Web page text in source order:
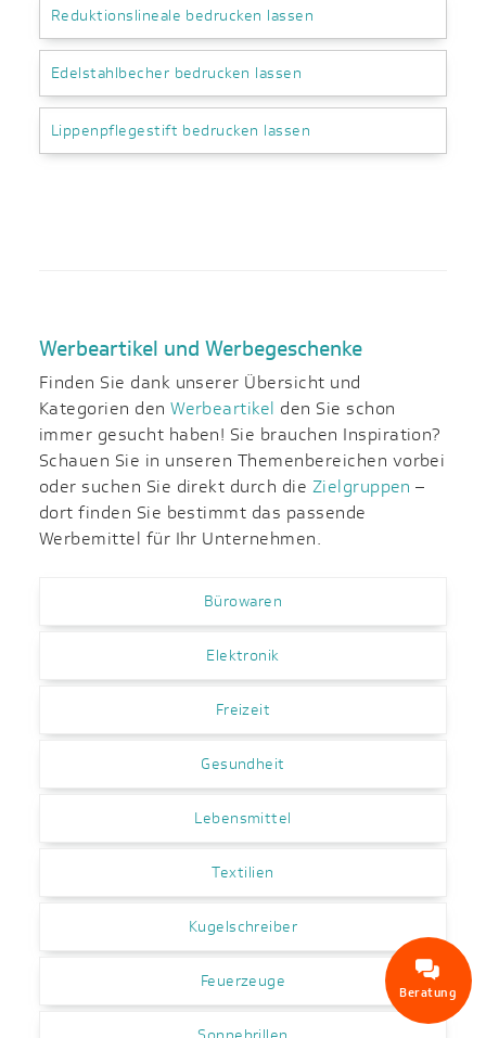
Reduktionslineale bedrucken lassen
Edelstahlbecher bedrucken lassen
Lippenpflegestift bedrucken lassen
Werbeartikel und Werbegeschenke
Finden Sie dank unserer Übersicht und
Kategorien denWerbeartikel den Sie schon
immer gesucht haben! Sie brauchen Inspiration?
Schauen Sie in unseren Themenbereichen vorbei
oder suchen Sie direkt durch die Zielgruppen –
dort finden Sie bestimmt das passende
Werbemittel für Ihr Unternehmen.
Bürowaren
Elektronik
Freizeit
Gesundheit
Lebensmittel
Textilien
Kugelschreiber
Feuerzeuge
Beratung